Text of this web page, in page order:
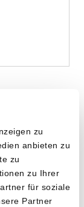
zu
anbieten zu
zu
zu Ihrer
für soziale
Partner